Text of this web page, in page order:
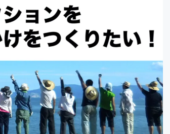
書籍・雑誌出版
チャレンジ ビュ
CAMPFIRE for Social GoodCAMPFIRE
CAMPFIREふるさと納税machi-ya コミ